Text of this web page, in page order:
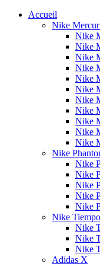
Accueil
Nike
Nike
Nike
Nike
Nike
Nike
Nike
Nike
Nike
Nike
Nike
Nike
Nike
Nike
Nike
Nike
Nike
Nike
Nike Tiempo
Nike
Nike
Nike
Adidas X